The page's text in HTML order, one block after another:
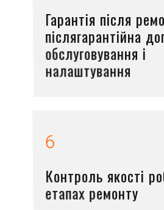
Гарантія після
післягарантійна
обслуговування і
налаштування
6
Контроль якості
етапах ремонту